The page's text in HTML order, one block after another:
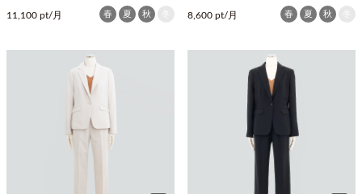
11,100 pt/月 春 夏 秋 8,600 pt/月 春 夏 秋